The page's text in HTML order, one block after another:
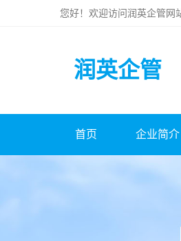
您好！欢迎访问润英企管网
润英企管
首页 企业简介